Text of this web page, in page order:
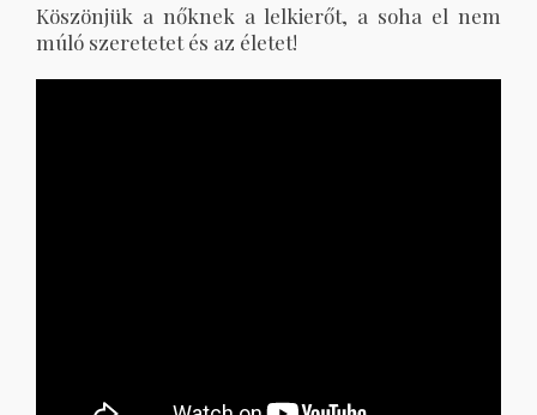
Köszönjük a nőknek a lelkierőt, a soha el nem
múló szeretetet és az életet!